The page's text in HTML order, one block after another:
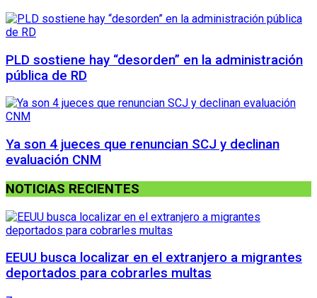
PLD sostiene hay “desorden” en la administración
pública de RD
Ya son 4 jueces que renuncian SCJ y declinan
evaluación CNM
NOTICIAS RECIENTES
EEUU busca localizar en el extranjero a migrantes
deportados para cobrarles multas